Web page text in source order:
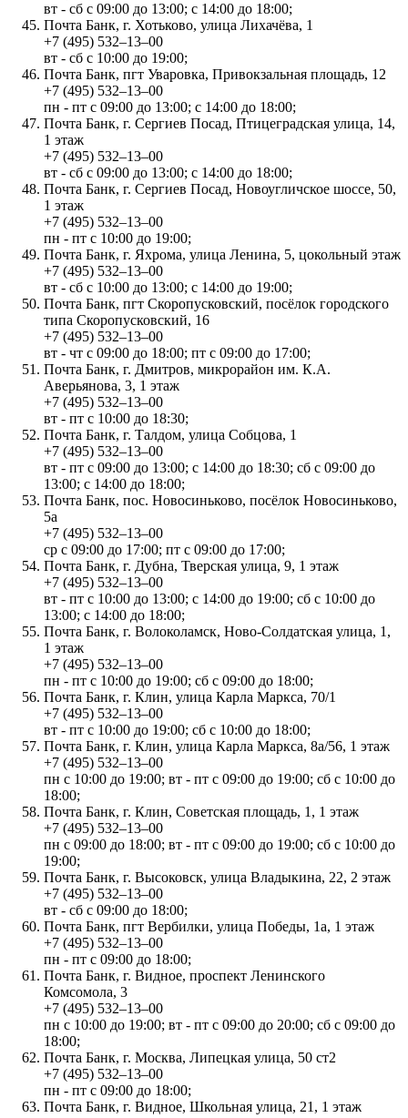
вт - сб с 09:00 до 13:00; с 14:00 до 18:00;
Почта Банк, г. Хотьково, улица Лихачёва, 1
+7 (495) 532‒13‒00
вт - сб с 10:00 до 19:00;
Почта Банк, пгт Уваровка, Привокзальная площадь, 12
+7 (495) 532‒13‒00
пн - пт с 09:00 до 13:00; с 14:00 до 18:00;
Почта Банк, г. Сергиев Посад, Птицеградская улица, 14,
1 этаж
+7 (495) 532‒13‒00
вт - сб с 09:00 до 13:00; с 14:00 до 18:00;
Почта Банк, г. Сергиев Посад, Новоугличское шоссе, 50,
1 этаж
+7 (495) 532‒13‒00
пн - пт с 10:00 до 19:00;
Почта Банк, г. Яхрома, улица Ленина, 5, цокольный этаж
+7 (495) 532‒13‒00
вт - сб с 10:00 до 13:00; с 14:00 до 19:00;
Почта Банк, пгт Скоропусковский, посёлок городского
типа Скоропусковский, 16
+7 (495) 532‒13‒00
вт - чт с 09:00 до 18:00; пт с 09:00 до 17:00;
Почта Банк, г. Дмитров, микрорайон им. К.А.
Аверьянова, 3, 1 этаж
+7 (495) 532‒13‒00
вт - пт с 10:00 до 18:30;
Почта Банк, г. Талдом, улица Собцова, 1
+7 (495) 532‒13‒00
вт - пт с 09:00 до 13:00; с 14:00 до 18:30; сб с 09:00 до
13:00; с 14:00 до 18:00;
Почта Банк, пос. Новосиньково, посёлок Новосиньково,
5а
+7 (495) 532‒13‒00
ср с 09:00 до 17:00; пт с 09:00 до 17:00;
Почта Банк, г. Дубна, Тверская улица, 9, 1 этаж
+7 (495) 532‒13‒00
вт - пт с 10:00 до 13:00; с 14:00 до 19:00; сб с 10:00 до
13:00; с 14:00 до 18:00;
Почта Банк, г. Волоколамск, Ново-Солдатская улица, 1,
1 этаж
+7 (495) 532‒13‒00
пн - пт с 10:00 до 19:00; сб с 09:00 до 18:00;
Почта Банк, г. Клин, улица Карла Маркса, 70/1
+7 (495) 532‒13‒00
вт - пт с 10:00 до 19:00; сб с 10:00 до 18:00;
Почта Банк, г. Клин, улица Карла Маркса, 8а/56, 1 этаж
+7 (495) 532‒13‒00
пн с 10:00 до 19:00; вт - пт с 09:00 до 19:00; сб с 10:00 до
18:00;
Почта Банк, г. Клин, Советская площадь, 1, 1 этаж
+7 (495) 532‒13‒00
пн с 09:00 до 18:00; вт - пт с 09:00 до 19:00; сб с 10:00 до
19:00;
Почта Банк, г. Высоковск, улица Владыкина, 22, 2 этаж
+7 (495) 532‒13‒00
вт - сб с 09:00 до 18:00;
Почта Банк, пгт Вербилки, улица Победы, 1а, 1 этаж
+7 (495) 532‒13‒00
пн - пт с 09:00 до 18:00;
Почта Банк, г. Видное, проспект Ленинского
Комсомола, 3
+7 (495) 532‒13‒00
пн с 10:00 до 19:00; вт - пт с 09:00 до 20:00; сб с 09:00 до
18:00;
Почта Банк, г. Москва, Липецкая улица, 50 ст2
+7 (495) 532‒13‒00
пн - пт с 09:00 до 18:00;
Почта Банк, г. Видное, Школьная улица, 21, 1 этаж